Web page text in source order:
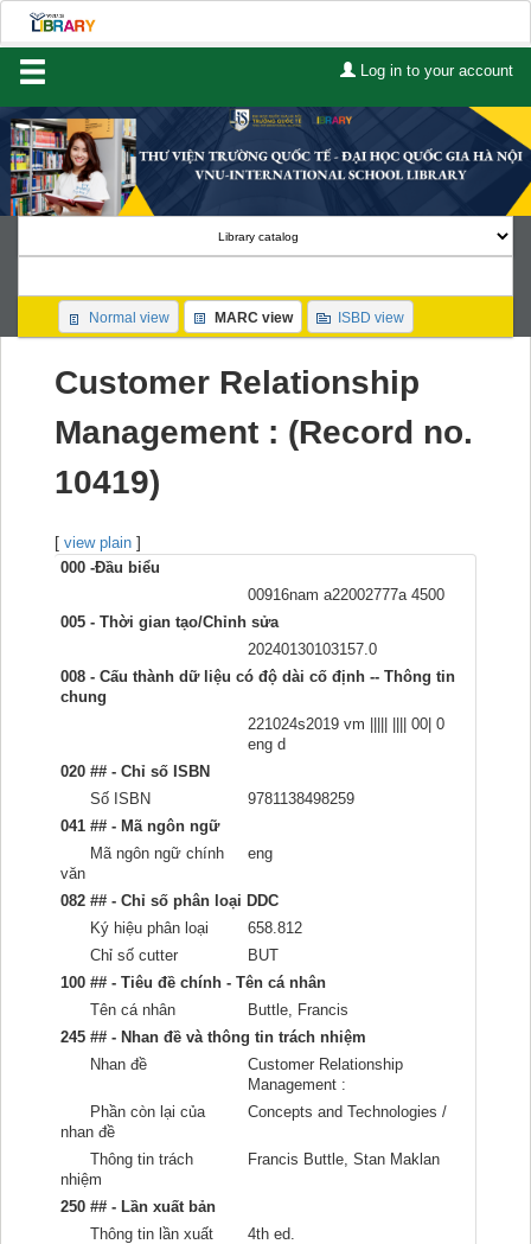
Log in to your account
Home
About Us
Lists
Advanced search
Course reserves
Authority search
Recent comments
Z39.50 Search
Search
Normal view MARC view ISBD view
Customer Relationship
Management : (Record no.
10419)
[ view plain ]
000 -Đầu biểu
00916nam a22002777a 4500
005 - Thời gian tạo/Chỉnh sửa
20240130103157.0
008 - Cấu thành dữ liệu có độ dài cố định -- Thông tin
chung
221024s2019 vm ||||| |||| 00| 0
eng d
020 ## - Chỉ số ISBN
Số ISBN
9781138498259
041 ## - Mã ngôn ngữ
Mã ngôn ngữ chính
văn
eng
082 ## - Chỉ số phân loại DDC
Ký hiệu phân loại
658.812
Chỉ số cutter
BUT
100 ## - Tiêu đề chính - Tên cá nhân
Tên cá nhân
Buttle, Francis
245 ## - Nhan đề và thông tin trách nhiệm
Nhan đề
Customer Relationship
Management :
Phần còn lại của
nhan đề
Concepts and Technologies /
Thông tin trách
nhiệm
Francis Buttle, Stan Maklan
250 ## - Lần xuất bản
Thông tin lần xuất
4th ed.